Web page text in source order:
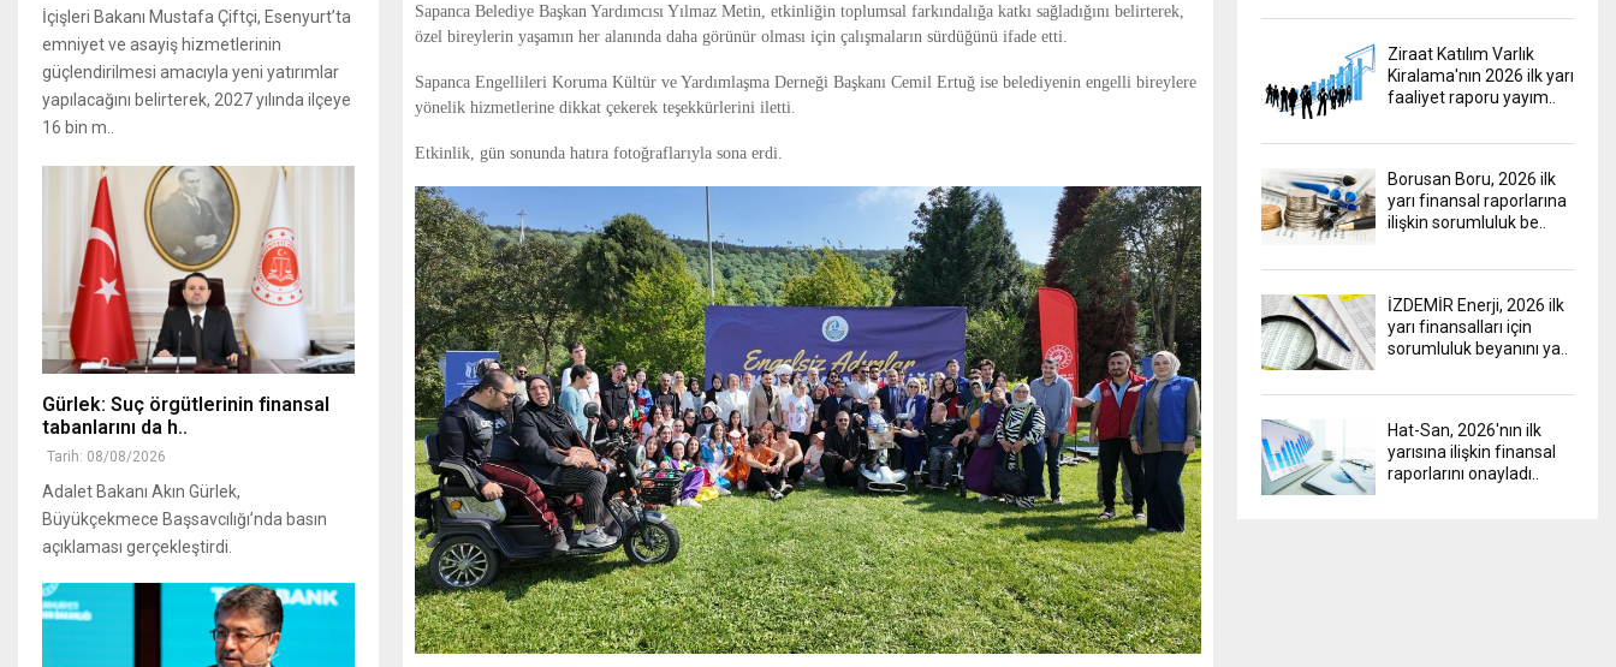
Sapanca Belediye Başkan Yardımcısı Yılmaz Metin, etkinliğin toplumsal farkındalığa katkı sağladığını belirterek,
özel bireylerin yaşamın her alanında daha görünür olması için çalışmaların sürdüğünü ifade etti.
Sapanca Engellileri Koruma Kültür ve Yardımlaşma Derneği Başkanı Cemil Ertuğ ise belediyenin engelli bireylere
yönelik hizmetlerine dikkat çekerek teşekkürlerini iletti.
Etkinlik, gün sonunda hatıra fotoğraflarıyla sona erdi.
İçişleri Bakanı Mustafa Çiftçi, Esenyurt’ta
emniyet ve asayiş hizmetlerinin
güçlendirilmesi amacıyla yeni yatırımlar
yapılacağını belirterek, 2027 yılında ilçeye
16 bin m..
Gürlek: Suç örgütlerinin finansal
tabanlarını da h..
Tarih: 08/08/2026
Adalet Bakanı Akın Gürlek,
Büyükçekmece Başsavcılığı’nda basın
açıklaması gerçekleştirdi.
Ziraat Katılım Varlık
Kiralama'nın 2026 ilk yarı
faaliyet raporu yayım..
Borusan Boru, 2026 ilk
yarı finansal raporlarına
ilişkin sorumluluk be..
İZDEMİR Enerji, 2026 ilk
yarı finansalları için
sorumluluk beyanını ya..
Hat-San, 2026'nın ilk
yarısına ilişkin finansal
raporlarını onayladı..